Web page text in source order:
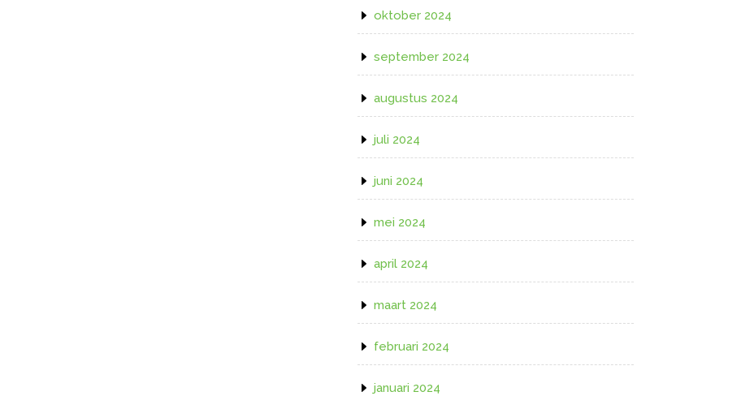
oktober 2024
september 2024
augustus 2024
juli 2024
juni 2024
mei 2024
april 2024
maart 2024
februari 2024
januari 2024